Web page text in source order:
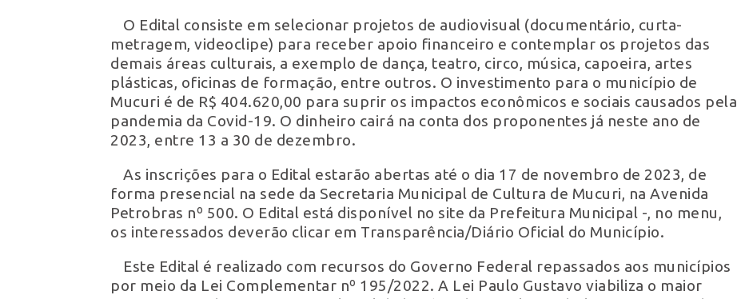
O Edital consiste em selecionar projetos de audiovisual (documentário, curta-
metragem, videoclipe) para receber apoio financeiro e contemplar os projetos das
demais áreas culturais, a exemplo de dança, teatro, circo, música, capoeira, artes
plásticas, oficinas de formação, entre outros. O investimento para o município de
Mucuri é de R$ 404.620,00 para suprir os impactos econômicos e sociais causados pela
pandemia da Covid-19. O dinheiro cairá na conta dos proponentes já neste ano de
2023, entre 13 a 30 de dezembro.
As inscrições para o Edital estarão abertas até o dia 17 de novembro de 2023, de
forma presencial na sede da Secretaria Municipal de Cultura de Mucuri, na Avenida
Petrobras nº 500. O Edital está disponível no site da Prefeitura Municipal -, no menu,
os interessados deverão clicar em Transparência/Diário Oficial do Município.
Este Edital é realizado com recursos do Governo Federal repassados aos municípios
por meio da Lei Complementar nº 195/2022. A Lei Paulo Gustavo viabiliza o maior